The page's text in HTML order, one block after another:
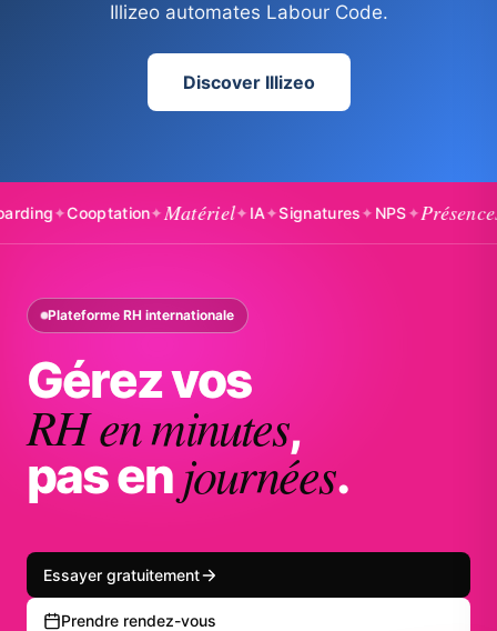
Illizeo automates Labour Code.
Discover Illizeo
✦Cooptation✦Matériel✦IA✦Signatures✦NPS✦ Présences✦
Plateforme RH internationale
Gérez vos
RH en minutes,
pas enjournées.
Essayer gratuitement
Prendre rendez-vous